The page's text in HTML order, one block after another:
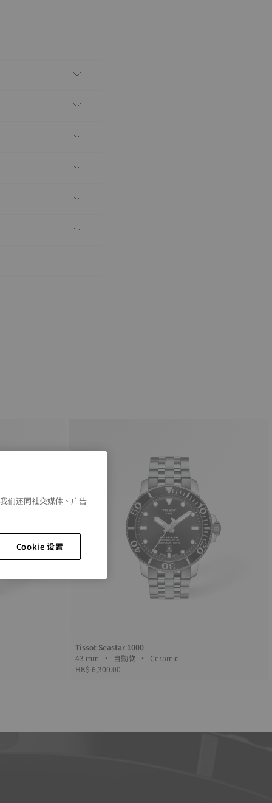
Tissot Seastar 1000
43 mm • 自動款 • Ceramic
HK$ 6,300.00
们还同社交媒体、广告
Cookie 设置